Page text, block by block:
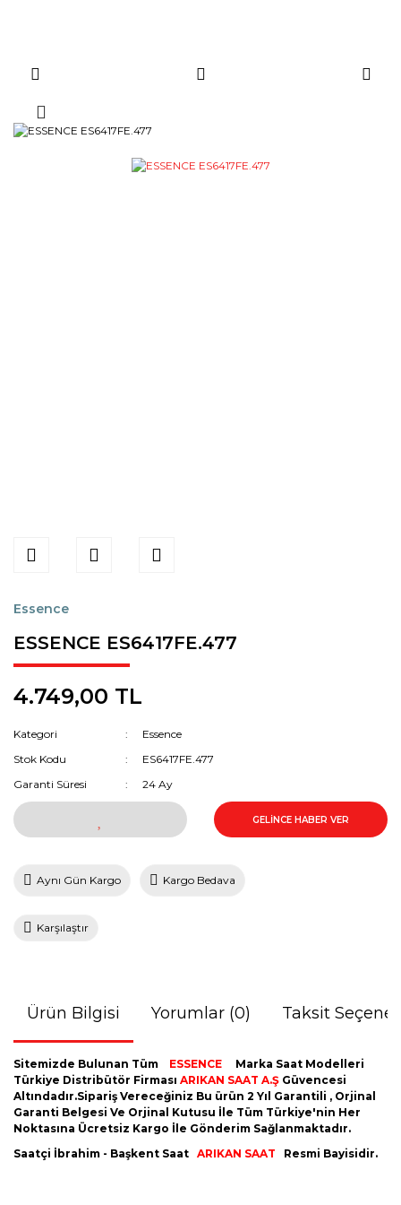
Essence
ESSENCE ES6417FE.477
4.749,00 TL
Kategori
Essence
Stok Kodu
ES6417FE.477
Garanti Süresi
24 Ay
GELİNCE HABER VER
Aynı Gün Kargo Kargo Bedava
Karşılaştır
Ürün Bilgisi Yorumlar (0) Taksit
Sitemizde Bulunan Tüm ESSENCE
Marka Saat Modelleri
Türkiye Distribütör Firması ARIKAN SAAT A.Ş Güvencesi
Altındadır.Sipariş Vereceğiniz Bu ürün 2 Yıl Garantili , Orjinal
Garanti Belgesi Ve Orjinal Kutusu İle Tüm Türkiye'nin Her
Noktasına Ücretsiz Kargo İle Gönderim Sağlanmaktadır.
Saatçi İbrahim - Başkent Saat ARIKAN SAAT Resmi Bayisidir.